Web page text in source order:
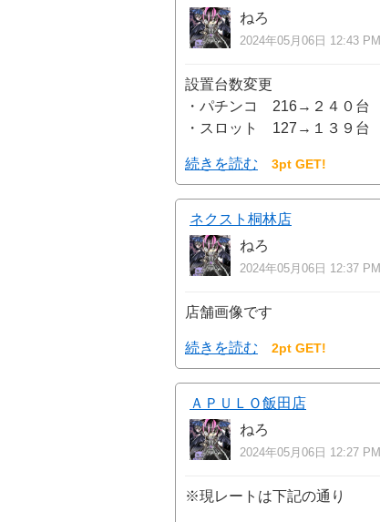
ねろ
2024年05月06日 12:43 PM
設置台数変更
・パチンコ 216→２４０台
・スロット 127→１３９台
続きを読む 3pt GET!
ネクスト桐林店
ねろ
2024年05月06日 12:37 PM
店舗画像です
続きを読む 2pt GET!
ＡＰＵＬＯ飯田店
ねろ
2024年05月06日 12:27 PM
※現レートは下記の通り